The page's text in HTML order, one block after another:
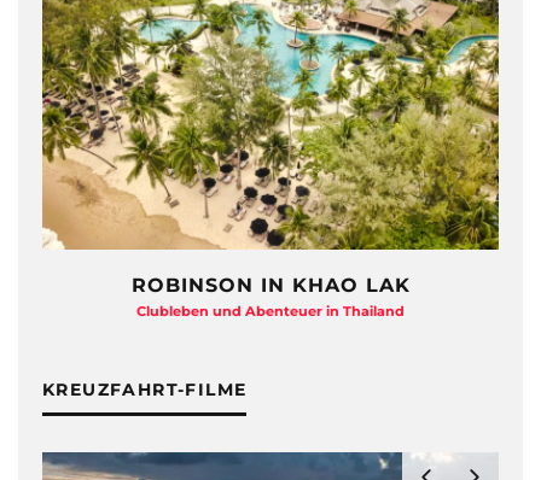
HAYMAN ISLAND – QUEENSLAND
Beton-Beauty am Barrier Reef
KREUZFAHRT-FILME